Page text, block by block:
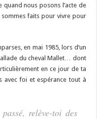
nous posons l’acte de
faits pour vivre pour
en mai 1985, lors d’un
du cheval Mallet… dont
en ce jour de ta
avec foi et espérance tout à
relève-toi des